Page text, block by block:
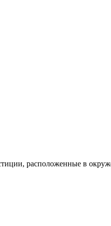
расположенные в